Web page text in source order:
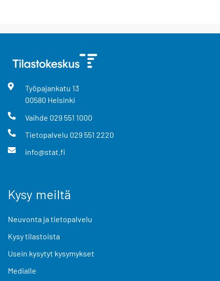
Työpajankatu 13
00580 Helsinki
Vaihde 029 551 1000
Tietopalvelu 029 551 2220
info@stat.fi
Kysy meiltä
Neuvonta ja tietopalvelu
Kysy tilastoista
Usein kysytyt kysymykset
Medialle